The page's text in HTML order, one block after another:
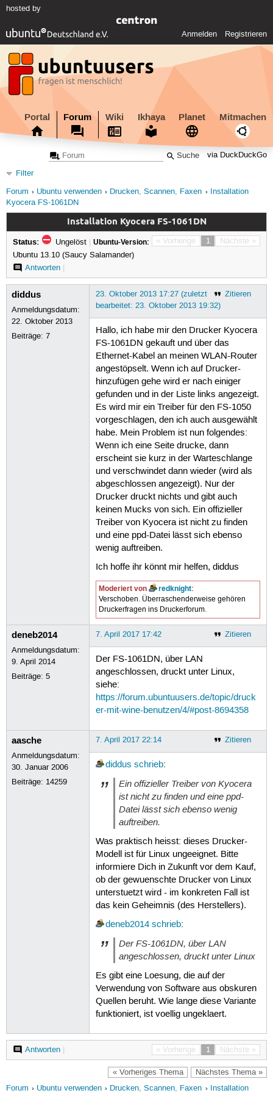
hosted by
Anmelden Registrieren
Portal Forum Wiki Ikhaya Planet Mitmachen
via DuckDuckGo
Filter
Forum
Ubuntu verwenden Drucken, Scannen, Faxen
Installation
Kyocera FS-1061DN
Installation Kyocera FS-1061DN
« Vorherige 1 Nächste »
Status: Ungelöst | Ubuntu-Version:
Ubuntu 13.10 (Saucy Salamander)
Antworten|
diddus
Anmeldungsdatum:
22. Oktober 2013
Beiträge:7
Zitieren
23. Oktober 2013 17:27 (zuletzt
bearbeitet: 23. Oktober 2013 19:32)
Hallo, ich habe mir den Drucker Kyocera
FS-1061DN gekauft und über das
Ethernet-Kabel an meinen WLAN-Router
angestöpselt. Wenn ich auf Drucker-
hinzufügen gehe wird er nach einiger
gefunden und in der Liste links angezeigt.
Es wird mir ein Treiber für den FS-1050
vorgeschlagen, den ich auch ausgewählt
habe. Mein Problem ist nun folgendes:
Wenn ich eine Seite drucke, dann
erscheint sie kurz in der Warteschlange
und verschwindet dann wieder (wird als
abgeschlossen angezeigt). Nur der
Drucker druckt nichts und gibt auch
keinen Mucks von sich. Ein offizieller
Treiber von Kyocera ist nicht zu finden
und eine ppd-Datei lässt sich ebenso
wenig auftreiben.
Ich hoffe ihr könnt mir helfen, diddus
Moderiert von redknight:
Verschoben. Überraschenderweise gehören
Druckerfragen ins Druckerforum.
deneb2014
Anmeldungsdatum:
9. April 2014
Beiträge:5
Zitieren
7. April 2017 17:42
Der FS-1061DN, über LAN
angeschlossen, druckt unter Linux,
siehe:
https://forum.ubuntuusers.de/topic/druck
er-mit-wine-benutzen/4/#post-8694358
aasche
Anmeldungsdatum:
30. Januar 2006
Beiträge: 14259
Zitieren
7. April 2017 22:14
diddus schrieb:
Ein offizieller Treiber von Kyocera
ist nicht zu finden und eine ppd-
Datei lässt sich ebenso wenig
auftreiben.
Was praktisch heisst: dieses Drucker-
Modell ist für Linux ungeeignet. Bitte
informiere Dich in Zukunft vor dem Kauf,
ob der gewuenschte Drucker von Linux
unterstuetzt wird - im konkreten Fall ist
das kein Geheimnis (des Herstellers).
deneb2014 schrieb:
Der FS-1061DN, über LAN
angeschlossen, druckt unter Linux
Es gibt eine Loesung, die auf der
Verwendung von Software aus obskuren
Quellen beruht. Wie lange diese Variante
funktioniert, ist voellig ungeklaert.
« Vorherige 1 Nächste »
Antworten|
« Vorheriges Thema Nächstes Thema »
Forum Ubuntu verwenden Drucken, Scannen, Faxen Installation